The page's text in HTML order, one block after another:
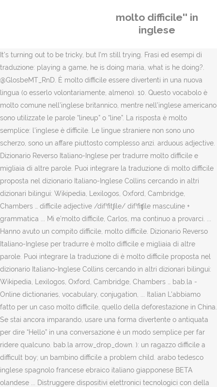
molto difficile'' in
inglese
It's turning out to be tricky, but I'm still trying. Frasi ed esempi di
traduzione: playing a game, he is doing maria, what is he doing?.
@GlosbeMT_RnD. È molto difficile essere divertenti in una nuova
lingua (o esserlo volontariamente, almeno). 10. Questo vocabolo è
molto comune nell’inglese britannico, mentre nell’inglese americano
sono utilizzate le parole “lineup” o “line”. La risposta è molto
semplice: l’inglese è difficile. Le lingue straniere non sono uno
scherzo, sono un affare piuttosto complesso anzi. arduous adjective.
Dizionario Reverso Italiano-Inglese per tradurre molto difficile e
migliaia di altre parole. Puoi integrare la traduzione di molto difficile
proposta nel dizionario Italiano-Inglese Collins cercando in altri
dizionari bilingui: Wikipedia, Lexilogos, Oxford, Cambridge,
Chambers … difficile adjective /difˈfitʃile/ difˈfiʧile masculine +
grammatica ... Mi e'molto difficile, Carlos, ma continuo a provarci. ...
Hanno avuto un compito difficile, molto difficile. Dizionario Reverso
Italiano-Inglese per tradurre è molto difficile e migliaia di altre
parole. Puoi integrare la traduzione di è molto difficile proposta nel
dizionario Italiano-Inglese Collins cercando in altri dizionari bilingui:
Wikipedia, Lexilogos, Oxford, Cambridge, Chambers … bab.la -
Online dictionaries, vocabulary, conjugation, ... Italian L'abbiamo
fatto per un caso molto difficile, quello della deforestazione in China.
Se stai ancora imparando, usare una forma divertente o antiquata
per dire “Hello” in una conversazione è un modo semplice per far
ridere qualcuno. bab.la arrow_drop_down. ): un ragazzo difficile a
difficult boy; un bambino difficile a problem child. arabo tedesco
inglese spagnolo francese ebraico italiano giapponese BETA
olandese ... Distruggere dispositivi elettronici tecnologici con della